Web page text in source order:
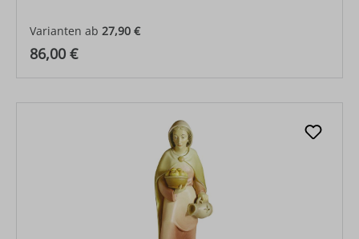
Varianten ab 27,90 €
Regulärer Preis:
86,00 €